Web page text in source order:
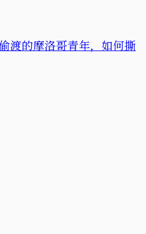
渡的摩洛哥青年，如何撕